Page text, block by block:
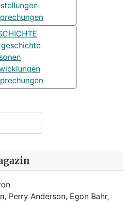
Perry Anderson, Egon Bahr,